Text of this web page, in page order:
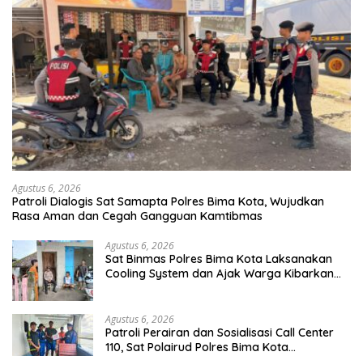
Agustus 6, 2026
Patroli Dialogis Sat Samapta Polres Bima Kota, Wujudkan
Rasa Aman dan Cegah Gangguan Kamtibmas
Agustus 6, 2026
Sat Binmas Polres Bima Kota Laksanakan
Cooling System dan Ajak Warga Kibarkan
Agustus 6, 2026
Patroli Perairan dan Sosialisasi Call Center
110, Sat Polairud Polres Bima Kota